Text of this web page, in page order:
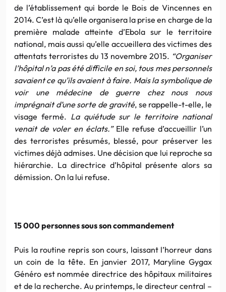
de l’établissement qui borde le Bois de Vincennes en
2014. C’est là qu’elle organisera la prise en charge de la
première malade atteinte d’Ebola sur le territoire
national, mais aussi qu’elle accueillera des victimes des
attentats terroristes du 13 novembre 2015. “Organiser
l’hôpital n’a pas été difficile en soi, tous mes personnels
savaient ce qu’ils avaient à faire. Mais la symbolique de
voir une médecine de guerre chez nous nous
imprégnait d’une sorte de gravité, se rappelle-t-elle, le
visage fermé. La quiétude sur le territoire national
venait de voler en éclats.” Elle refuse d’accueillir l’un
des terroristes présumés, blessé, pour préserver les
victimes déjà admises. Une décision que lui reproche sa
hiérarchie. La directrice d’hôpital présente alors sa
démission. On la lui refuse.
15 000 personnes sous son commandement
Puis la routine repris son cours, laissant l’horreur dans
un coin de la tête. En janvier 2017, Maryline Gygax
Généro est nommée directrice des hôpitaux militaires
et de la recherche. Au printemps, le directeur central –